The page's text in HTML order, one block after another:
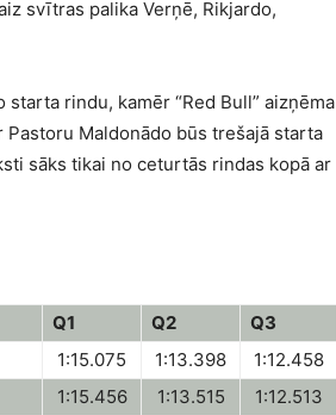
svītras palika Verņē, Rikjardo,
rindu, kamēr “Red Bull” aizņēma
Maldonādo būs trešajā starta
sāks tikai no ceturtās rindas kopā ar
Q1 Q2
Q3
1:15.075 1:13.398
1:12.458
1:15.456 1:13.515
1:12.513